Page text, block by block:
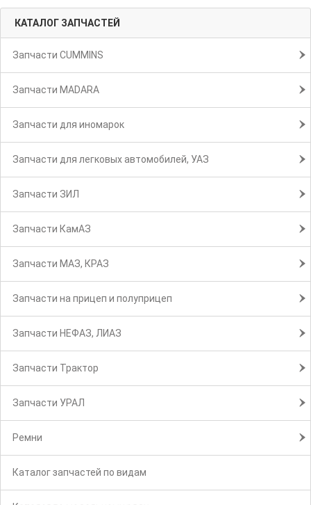
КАТАЛОГ ЗАПЧАСТЕЙ
Запчасти CUMMINS
Запчасти MADARA
Запчасти для иномарок
Запчасти для легковых автомобилей, УАЗ
Запчасти ЗИЛ
Запчасти КамАЗ
Запчасти МАЗ, КРАЗ
Запчасти на прицеп и полуприцеп
Запчасти НЕФАЗ, ЛИАЗ
Запчасти Трактор
Запчасти УРАЛ
Ремни
Каталог запчастей по видам